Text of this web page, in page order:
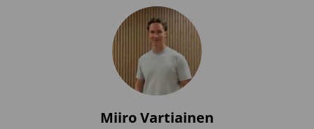
Miiro Vartiainen